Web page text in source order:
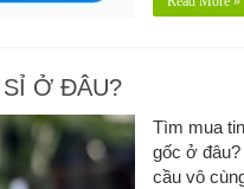
SỈ Ở ĐÂU?
Tìm mua
gốc ở
cầu vô